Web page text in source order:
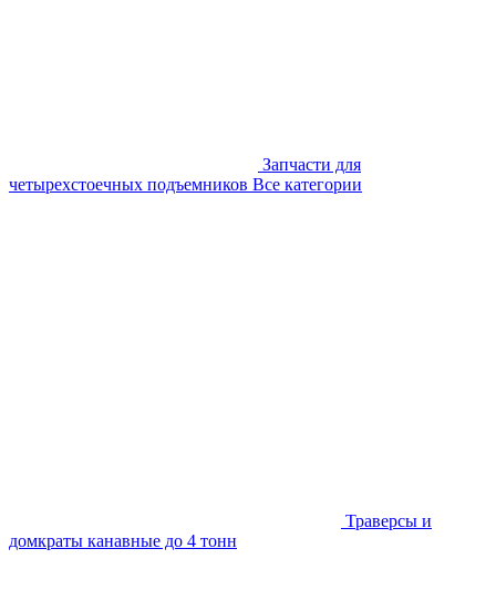
Запчасти для
четырехстоечных подъемников Все категории
Траверсы и
домкраты канавные до 4 тонн